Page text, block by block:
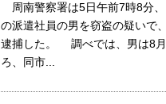
周南警察署は5日午前7時8分
の派遣社員の男を窃盗の疑いで
逮捕した。 調べでは、男は8
ろ、同市...